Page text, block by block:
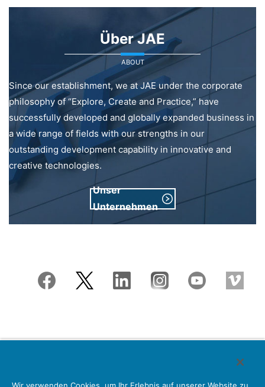
Über JAE
ABOUT
Since our establishment, we at JAE under the corporate
philosophy of “Explore, Create and Practice,” have
successfully developed and globally expanded business in
a wide range of fields with our strengths in our
outstanding development capability in innovative and
creative technologies.
Unser
Unternehmen